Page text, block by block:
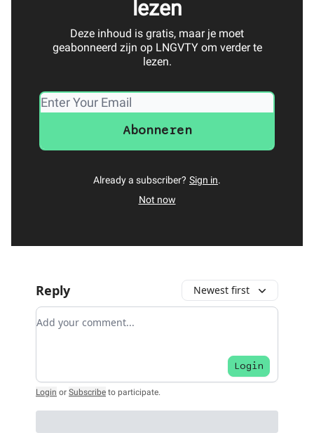
lezen
Deze inhoud is gratis, maar je moet
geabonneerd zijn op LNGVTY om verder te
lezen.
Already a subscriber? Sign in.
Not now
Reply Newest first
Add your comment
Login
Login or Subscribe to participate